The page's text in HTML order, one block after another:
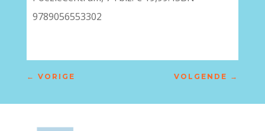
9789056553302
← VORIGE VOLGENDE →